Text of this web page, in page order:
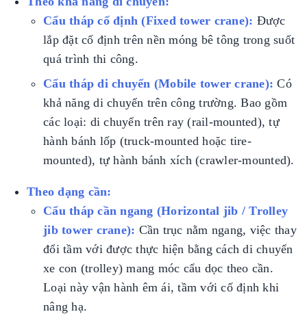
Cẩu tháp cố định (Fixed tower crane): Được
lắp đặt cố định trên nền móng bê tông trong suốt
quá trình thi công.
Cẩu tháp di chuyển (Mobile tower crane): Có
khả năng di chuyển trên công trường. Bao gồm
các loại: di chuyển trên ray (rail-mounted), tự
hành bánh lốp (truck-mounted hoặc tire-
mounted), tự hành bánh xích (crawler-mounted).
Theo dạng cần:
Cẩu tháp cần ngang (Horizontal jib / Trolley
jib tower crane): Cần trục nằm ngang, việc thay
đổi tầm với được thực hiện bằng cách di chuyển
xe con (trolley) mang móc cẩu dọc theo cần.
Loại này vận hành êm ái, tầm với cố định khi
nâng hạ.